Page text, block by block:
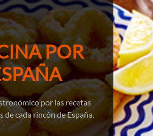
POR
por las recetas
de cada rincón de España.